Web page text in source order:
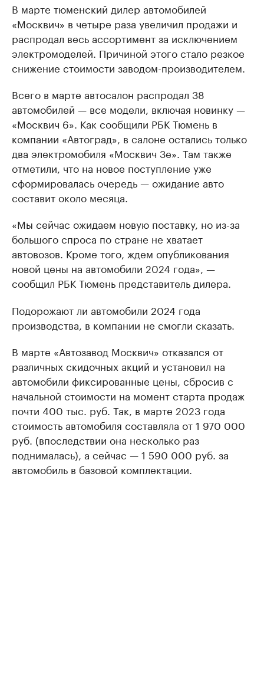
В марте тюменский дилер автомобилей
«Москвич» в четыре раза увеличил продажи и
распродал весь ассортимент за исключением
электромоделей. Причиной этого стало резкое
снижение стоимости заводом-производителем.
Всего в марте автосалон распродал 38
автомобилей — все модели, включая новинку —
«Москвич 6». Как сообщили РБК Тюмень в
компании «Автоград», в салоне остались только
два электромобиля «Москвич 3е». Там также
отметили, что на новое поступление уже
сформировалась очередь — ожидание авто
составит около месяца.
«Мы сейчас ожидаем новую поставку, но из-за
большого спроса по стране не хватает
автовозов. Кроме того, ждем опубликования
новой цены на автомобили 2024 года», —
сообщил РБК Тюмень представитель дилера.
Подорожают ли автомобили 2024 года
производства, в компании не смогли сказать.
В марте «Автозавод Москвич» отказался от
различных скидочных акций и установил на
автомобили фиксированные цены, сбросив с
начальной стоимости на момент старта продаж
почти 400 тыс. руб. Так, в марте 2023 года
стоимость автомобиля составляла от 1 970 000
руб. (впоследствии она несколько раз
поднималась), а сейчас — 1 590 000 руб. за
автомобиль в базовой комплектации.